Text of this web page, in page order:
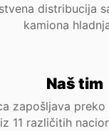
distribucija
kamiona
Naš tim
zapošljava preko
iz 11 različitih